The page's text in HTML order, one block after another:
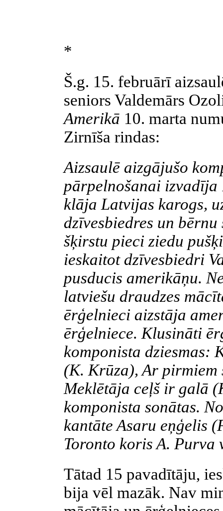
*
Š.g. 15. februārī
seniors Valdemārs
Amerikā 10. marta
Zirnīša rindas:
Aizsaulē aizgājušo
pārpelnošanai
klāja Latvijas karogs,
dzīvesbiedres un
šķirstu pieci ziedu
ieskaitot dzīvesbiedri
pusducis amerikāņu.
latviešu draudzes
ērģelnieci aizstāja
ērģelniece. Klusināti
komponista dziesmas:
(K. Krūza), Ar pirmiem
Meklētāja ceļš ir galā
komponista sonātas.
kantāte Asaru eņģelis
Toronto koris A. Purva
Tātad 15 pavadītāju,
bija vēl mazāk. Nav